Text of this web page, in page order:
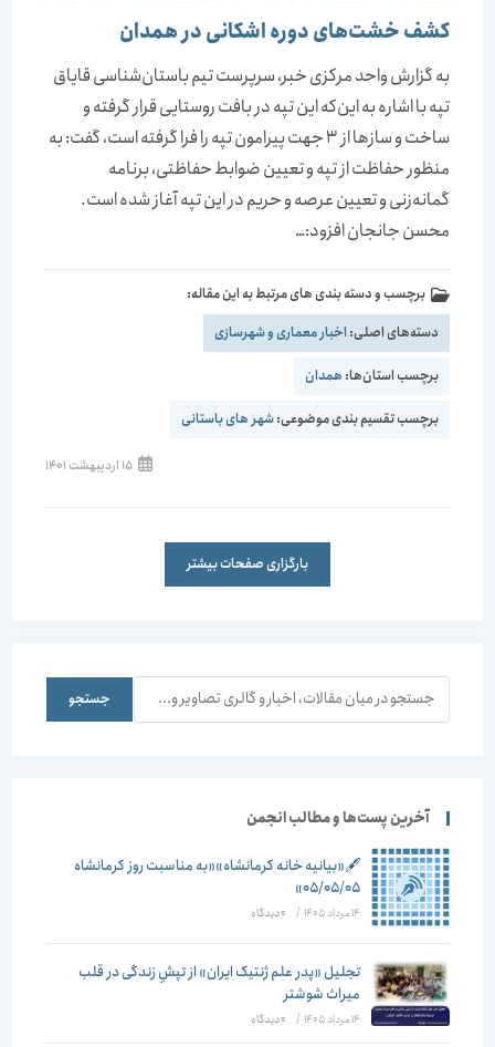
كشف خشت‌های دوره اشکانی در همدان
به گزارش واحد مركزی خبر، سرپرست تیم باستان‌شناسی قایاق
تپه با اشاره به این‌كه این تپه در بافت روستایی قرار گرفته و
ساخت و سازها از 3 جهت پیرامون تپه را فرا گرفته است، گفت: به
منظور حفاظت از تپه و تعیین ضوابط حفاظتی، برنامه
گمانه‌زنی و تعیین عرصه و حریم در این تپه آغاز شده است.
محسن جانجان افزود:…
برچسب و دسته بندی های مرتبط به این مقاله:
دسته‌های اصلی:اخبار معماری و شهرسازی
برچسب استان‌ها:همدان
برچسب تقسیم بندی موضوعی:شهر های باستانی
نوشته
منتشر
15 اردیبهشت 1401
بارگزاری صفحات بیشتر
جستجو جستجو
آخرین پست‌ها و مطالب انجمن
🖋️«بیانیه خانه کرمانشاه»«به مناسبت روز کرمانشاه
۰۵/۰۵/۰۵»
14 مرداد 1405 / ۰ دیدگاه
تجلیل «پدر علم ژنتیک ایران» از تپشِ زندگی در قلب
میراث شوشتر
14 مرداد 1405 / ۰ دیدگاه